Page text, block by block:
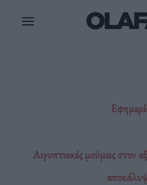
Αιγυπτιακές μούμιες στον